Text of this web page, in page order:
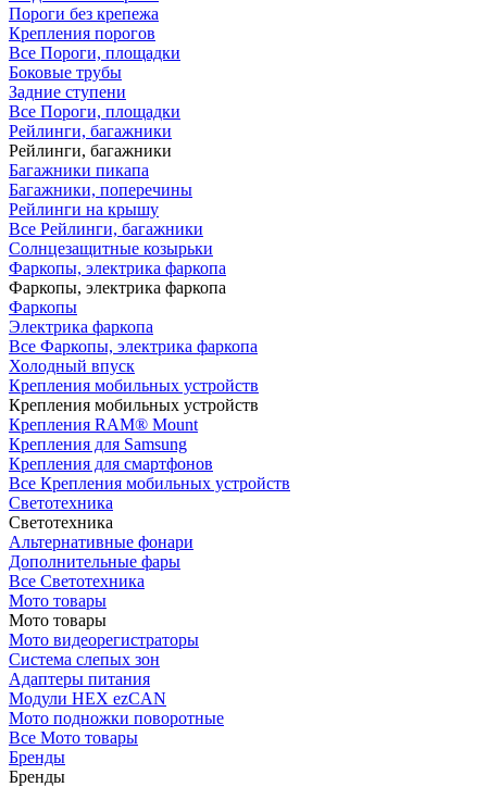
Пороги без крепежа
Крепления порогов
Все Пороги, площадки
Боковые трубы
Задние ступени
Все Пороги, площадки
Рейлинги, багажники
Рейлинги, багажники
Багажники пикапа
Багажники, поперечины
Рейлинги на крышу
Все Рейлинги, багажники
Солнцезащитные козырьки
Фаркопы, электрика фаркопа
Фаркопы, электрика фаркопа
Фаркопы
Электрика фаркопа
Все Фаркопы, электрика фаркопа
Холодный впуск
Крепления мобильных устройств
Крепления мобильных устройств
Крепления RAM® Mount
Крепления для Samsung
Крепления для смартфонов
Все Крепления мобильных устройств
Светотехника
Светотехника
Альтернативные фонари
Дополнительные фары
Все Светотехника
Мото товары
Мото товары
Мото видеорегистраторы
Система слепых зон
Адаптеры питания
Модули HEX ezCAN
Мото подножки поворотные
Все Мото товары
Бренды
Бренды